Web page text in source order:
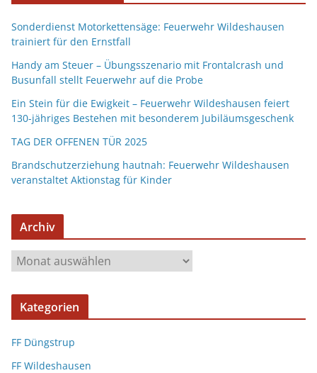
Sonderdienst Motorkettensäge: Feuerwehr Wildeshausen
trainiert für den Ernstfall
Handy am Steuer – Übungsszenario mit Frontalcrash und
Busunfall stellt Feuerwehr auf die Probe
Ein Stein für die Ewigkeit – Feuerwehr Wildeshausen feiert
130-jähriges Bestehen mit besonderem Jubiläumsgeschenk
TAG DER OFFENEN TÜR 2025
Brandschutzerziehung hautnah: Feuerwehr Wildeshausen
veranstaltet Aktionstag für Kinder
Archiv
Kategorien
FF Düngstrup
FF Wildeshausen